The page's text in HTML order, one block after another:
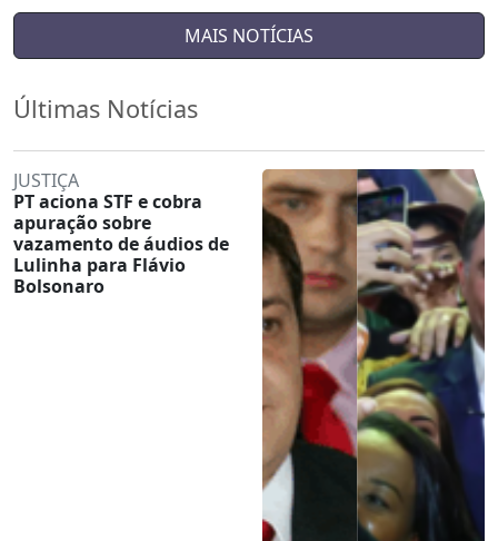
MAIS NOTÍCIAS
Últimas Notícias
JUSTIÇA
PT aciona STF e cobra
apuração sobre
vazamento de áudios de
Lulinha para Flávio
Bolsonaro